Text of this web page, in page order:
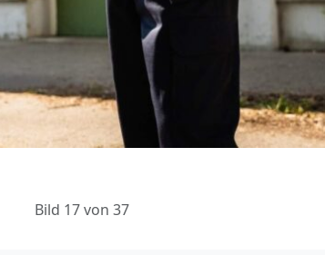
Bild 17 von 37